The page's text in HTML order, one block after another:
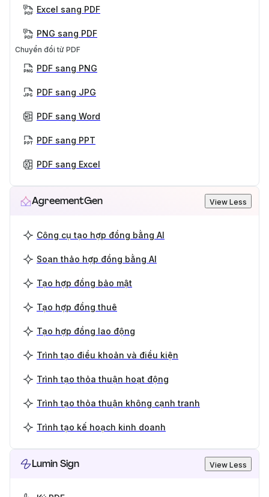
Excel sang PDF
PNG sang PDF
Chuyển đổi từ PDF
PDF sang PNG
PDF sang JPG
PDF sang Word
PDF sang PPT
PDF sang Excel
AgreementGen View Less
Công cụ tạo hợp đồng bằng AI
Soạn thảo hợp đồng bằng AI
Tạo hợp đồng bảo mật
Tạo hợp đồng thuê
Tạo hợp đồng lao động
Trình tạo điều khoản và điều kiện
Trình tạo thỏa thuận hoạt động
Trình tạo thỏa thuận không cạnh tranh
Trình tạo kế hoạch kinh doanh
Lumin Sign View Less